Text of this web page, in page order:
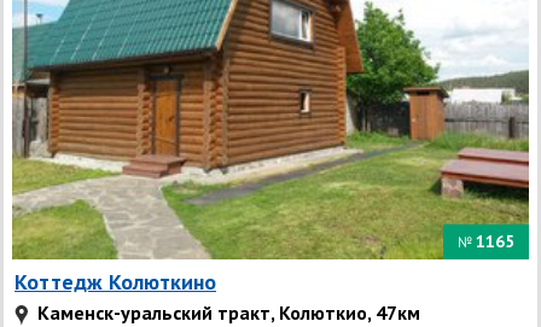
№ 1165
Коттедж Колюткино
Каменск-уральский тракт, Колюткио, 47км